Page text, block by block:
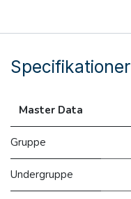
Specifikationer
Master Data
Gruppe
Undergruppe